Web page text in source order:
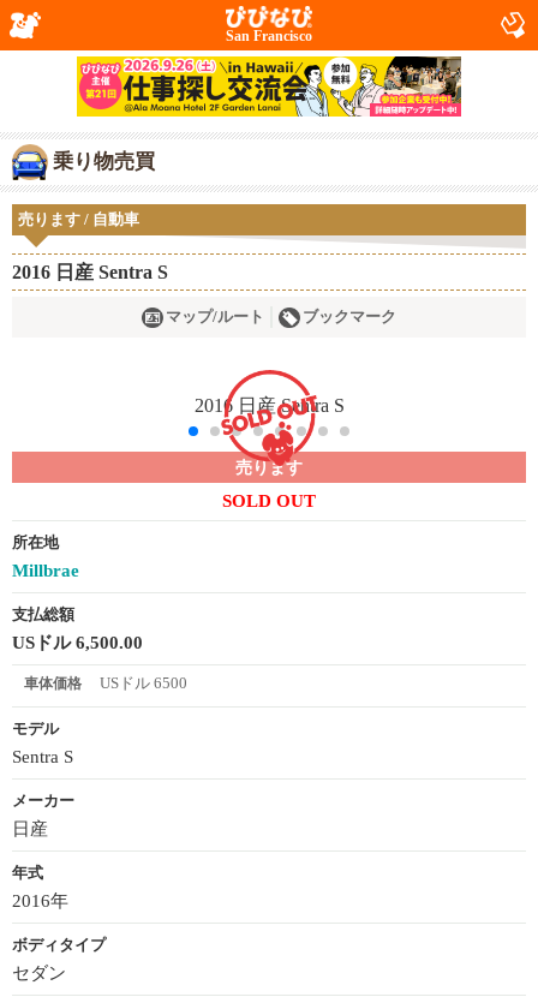
San Francisco
乗り物売買
売ります / 自動車
2016 日産 Sentra S
マップ/ルート ブックマーク
売ります
SOLD OUT
所在地
Millbrae
支払総額
USドル 6,500.00
車体価格 USドル 6500
モデル
Sentra S
メーカー
日産
年式
2016年
ボディタイプ
セダン